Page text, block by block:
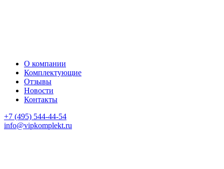
О компании
Комплектующие
Отзывы
Новости
Контакты
+7 (495) 544-44-54
info@vipkomplekt.ru